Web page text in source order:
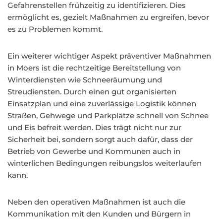
Gefahrenstellen frühzeitig zu identifizieren. Dies
ermöglicht es, gezielt Maßnahmen zu ergreifen, bevor
es zu Problemen kommt.
Ein weiterer wichtiger Aspekt präventiver Maßnahmen
in Moers ist die rechtzeitige Bereitstellung von
Winterdiensten wie Schneeräumung und
Streudiensten. Durch einen gut organisierten
Einsatzplan und eine zuverlässige Logistik können
Straßen, Gehwege und Parkplätze schnell von Schnee
und Eis befreit werden. Dies trägt nicht nur zur
Sicherheit bei, sondern sorgt auch dafür, dass der
Betrieb von Gewerbe und Kommunen auch in
winterlichen Bedingungen reibungslos weiterlaufen
kann.
Neben den operativen Maßnahmen ist auch die
Kommunikation mit den Kunden und Bürgern in